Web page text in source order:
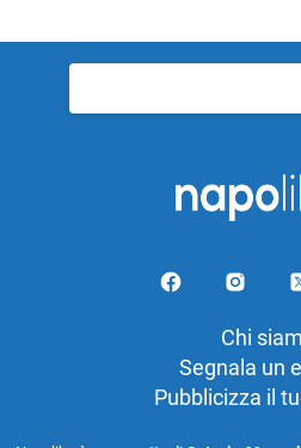
per:
Chi
Segnala un
Pubblicizza il